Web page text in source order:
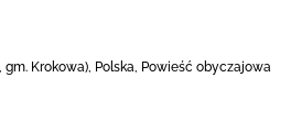
Krokowa), Polska, Powieść obyczajowa